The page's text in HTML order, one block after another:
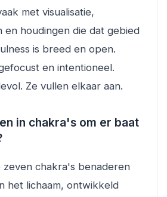
met visualisatie,
en houdingen die dat gebied
is breed en open.
en intentioneel.
Ze vullen elkaar aan.
in chakra's om er baat
chakra's benaderen
het lichaam, ontwikkeld